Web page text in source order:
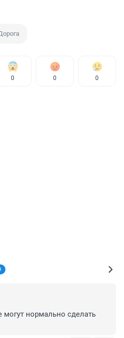
0 0 0
могут нормально сделать